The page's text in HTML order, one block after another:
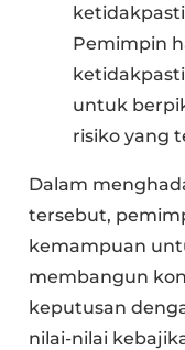
Pemimpin
untuk
risiko yang
Dalam
tersebut,
kemampuan
membangun
keputusan
nilai-nilai